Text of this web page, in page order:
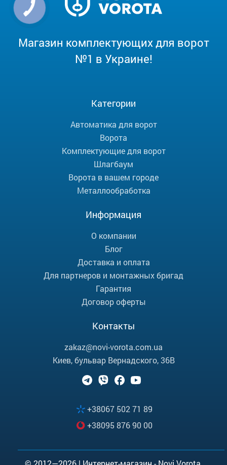
Магазин комплектующих для ворот
№1 в Украине!
Категории
Автоматика для ворот
Ворота
Комплектующие для ворот
Шлагбаум
Ворота в вашем городе
Металлообработка
Информация
О компании
Блог
Доставка и оплата
Для партнеров и монтажных бригад
Гарантия
Договор оферты
Контакты
zakaz@novi-vorota.com.ua
Киев, бульвар Вернадского, 36В
+38067 502 71 89
+38095 876 90 00